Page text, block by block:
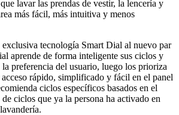
lavar las prendas de vestir, la lencería y
más fácil, más intuitiva y menos
exclusiva tecnología Smart Dial al nuevo par
aprende de forma inteligente sus ciclos y
preferencia del usuario, luego los prioriza
acceso rápido, simplificado y fácil en el panel
ciclos específicos basados en el
ciclos que ya la persona ha activado en